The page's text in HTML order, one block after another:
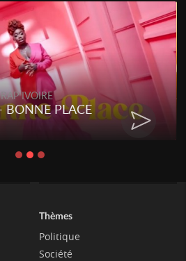
RAP IVOIRE
BONNE PLACE
Thèmes
Politique
Société